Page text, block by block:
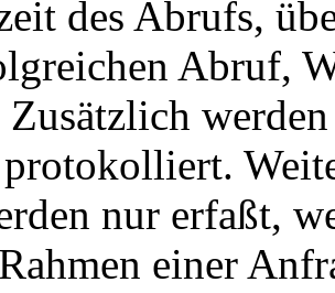
des Abrufs,
Abruf,
nur erfaßt,
einer